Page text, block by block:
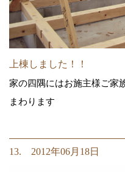
上棟しました！！
家の四隅にはお施主様ご家
まわります
13. 2012年06月18日